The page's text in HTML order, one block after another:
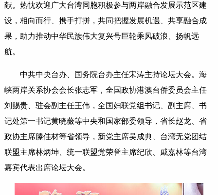
献。热忱欢迎广大台湾同胞积极参与两岸融合发展示范区建
设，相向而行、携手打拼，共同把握发展机遇、共享融合成
果，助力推动中华民族伟大复兴号巨轮乘风破浪、扬帆远
航。
中共中央台办、国务院台办主任宋涛主持论坛大会。海
峡两岸关系协会会长张志军，全国政协港澳台侨委员会主任
刘赐贵、驻会副主任王伟，全国妇联党组书记、副主席、书
记处第一书记黄晓薇等中央和国家部委领导，省长赵龙、省
政协主席滕佳材等省领导，新党主席吴成典、台湾无党团结
联盟主席林炳坤、统一联盟党荣誉主席纪欣、戚嘉林等台湾
嘉宾代表出席论坛大会。